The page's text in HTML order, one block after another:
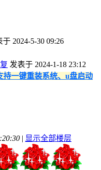
于 2024-5-30 09:26
发表于 2024-1-18 23:12
持一键重装系统、u盘启动
| 显示全部楼层